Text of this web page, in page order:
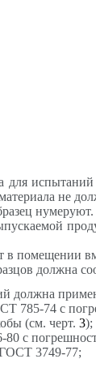
не
в помещении
должна
должна
785-74 с
(см. черт. 3);
с
3749-77;